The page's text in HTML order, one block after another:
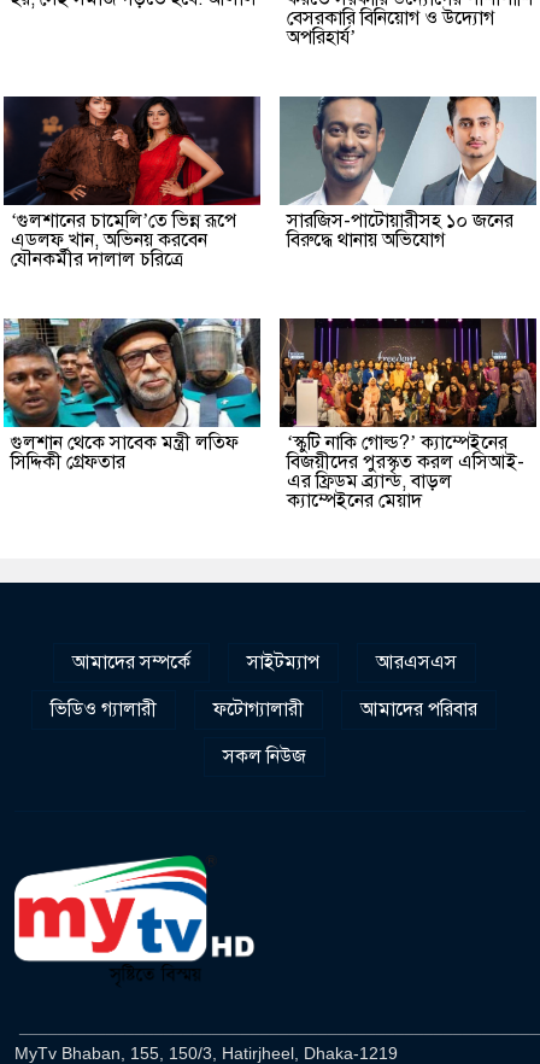
বেসরকারি বিনিয়োগ ও উদ্যোগ
অপরিহার্য’
‘গুলশানের চামেলি’তে ভিন্ন রূপে
এডলফ খান, অভিনয় করবেন
যৌনকর্মীর দালাল চরিত্রে
সারজিস-পাটোয়ারীসহ ১০ জনের
বিরুদ্ধে থানায় অভিযোগ
গুলশান থেকে সাবেক মন্ত্রী লতিফ
সিদ্দিকী গ্রেফতার
‘স্কুটি নাকি গোল্ড?’ ক্যাম্পেইনের
বিজয়ীদের পুরস্কৃত করল এসিআই-
এর ফ্রিডম ব্র্যান্ড, বাড়ল
ক্যাম্পেইনের মেয়াদ
আমাদের সম্পর্কে সাইটম্যাপ
আরএসএস
ভিডিও গ্যালারী
ফটোগ্যালারী
আমাদের পরিবার
সকল নিউজ
MyTv Bhaban, 155, 150/3, Hatirjheel, Dhaka-1219